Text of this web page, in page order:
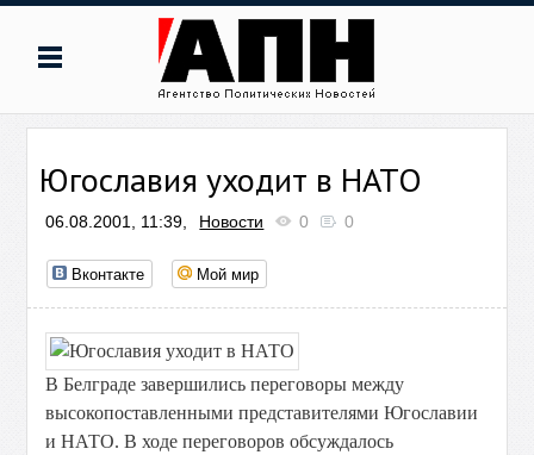
Югославия уходит в НАТО
06.08.2001, 11:39, Новости 0 0
Вконтакте Мой мир
В Белграде завершились переговоры между
высокопоставленными представителями Югославии
и НАТО. В ходе переговоров обсуждалось